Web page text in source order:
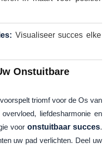
Visualiseer succes elke
Onstuitbare
voorspelt triomf voor de Os van
liefdesharmonie en
voor onstuitbaar succes.
uw pad verlichten. Deel uw